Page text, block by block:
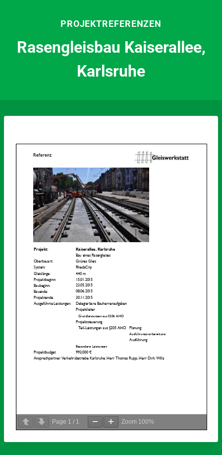
PROJEKTREFERENZEN
Rasengleisbau Kaiserallee,
Karlsruhe
Page 1 / 1 Zoom 100%